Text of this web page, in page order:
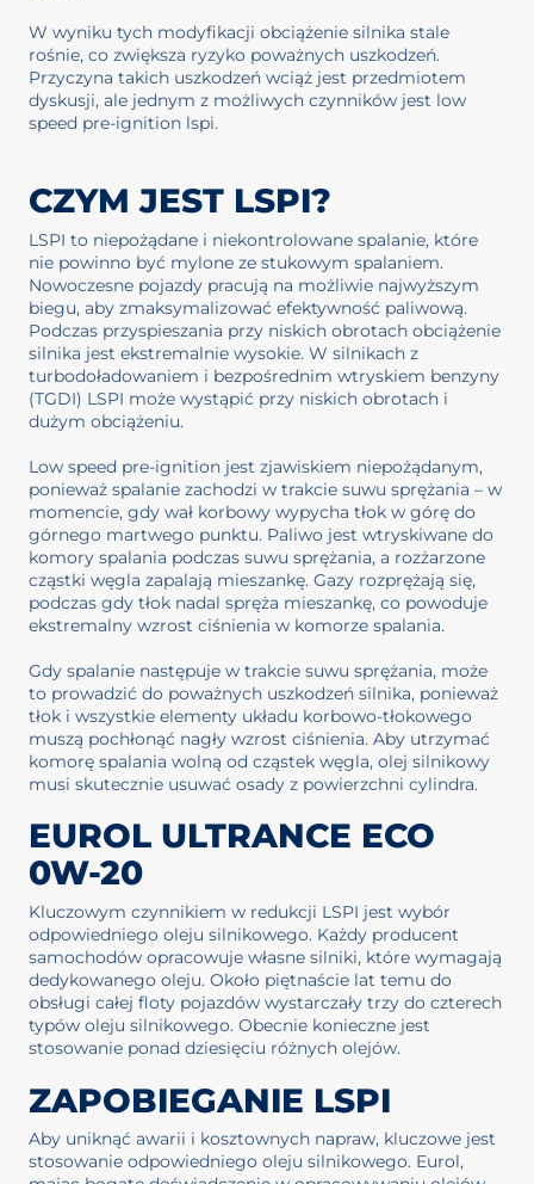
W wyniku tych modyfikacji obciążenie silnika stale
rośnie, co zwiększa ryzyko poważnych uszkodzeń.
Przyczyna takich uszkodzeń wciąż jest przedmiotem
dyskusji, ale jednym z możliwych czynników jest low
speed pre-ignition lspi.
CZYM JEST LSPI?
LSPI to niepożądane i niekontrolowane spalanie, które
nie powinno być mylone ze stukowym spalaniem.
Nowoczesne pojazdy pracują na możliwie najwyższym
biegu, aby zmaksymalizować efektywność paliwową.
Podczas przyspieszania przy niskich obrotach obciążenie
silnika jest ekstremalnie wysokie. W silnikach z
turbodoładowaniem i bezpośrednim wtryskiem benzyny
(TGDI) LSPI może wystąpić przy niskich obrotach i
dużym obciążeniu.
Low speed pre-ignition jest zjawiskiem niepożądanym,
ponieważ spalanie zachodzi w trakcie suwu sprężania – w
momencie, gdy wał korbowy wypycha tłok w górę do
górnego martwego punktu. Paliwo jest wtryskiwane do
komory spalania podczas suwu sprężania, a rozżarzone
cząstki węgla zapalają mieszankę. Gazy rozprężają się,
podczas gdy tłok nadal spręża mieszankę, co powoduje
ekstremalny wzrost ciśnienia w komorze spalania.
Gdy spalanie następuje w trakcie suwu sprężania, może
to prowadzić do poważnych uszkodzeń silnika, ponieważ
tłok i wszystkie elementy układu korbowo-tłokowego
muszą pochłonąć nagły wzrost ciśnienia. Aby utrzymać
komorę spalania wolną od cząstek węgla, olej silnikowy
musi skutecznie usuwać osady z powierzchni cylindra.
EUROL ULTRANCE ECO
0W-20
Kluczowym czynnikiem w redukcji LSPI jest wybór
odpowiedniego oleju silnikowego. Każdy producent
samochodów opracowuje własne silniki, które wymagają
dedykowanego oleju. Około piętnaście lat temu do
obsługi całej floty pojazdów wystarczały trzy do czterech
typów oleju silnikowego. Obecnie konieczne jest
stosowanie ponad dziesięciu różnych olejów.
ZAPOBIEGANIE LSPI
Aby uniknąć awarii i kosztownych napraw, kluczowe jest
stosowanie odpowiedniego oleju silnikowego. Eurol,